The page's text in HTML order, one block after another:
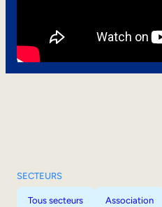
SECTEURS
Tous secteurs Association